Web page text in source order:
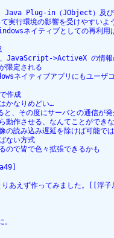
Java Plug-in（JObject）及び
実行環境の影響を受けやすいよ
ネイティブとしての再利用
>ActiveX の情報の
限定される
ネイティブアプリにもユーザ
作成
かなりめどい…
、その度にサーバとの通信が
動作させる、なんてことができ
の読み込み遅延を除けば可能で
ない方式
ので皆で色々拡張できるかも
とりあえず作ってみました。